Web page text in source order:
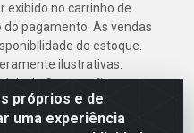
próprios e de
uma experiência
exibido no carrinho de
pagamento. As vendas
do estoque.
ilustrativas.
de Construção em
2691 - Guabiraba,
630 - CNPJ